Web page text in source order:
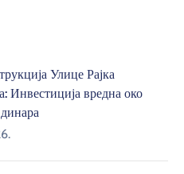
Улице Рајка
Инвестиција вредна око